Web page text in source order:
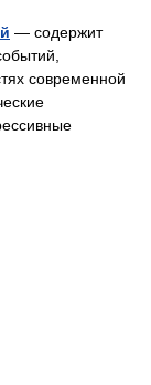
— содержит
современной